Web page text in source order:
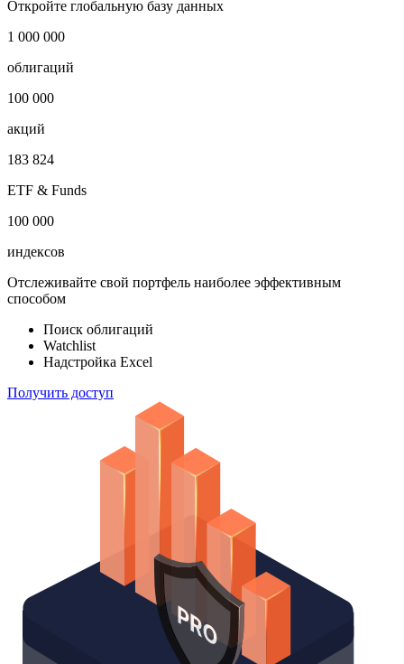
Откройте глобальную базу данных
1 000 000
облигаций
100 000
акций
183 824
ETF & Funds
100 000
Отслеживайте свой портфель наиболее эффективным
способом
Поиск облигаций
Надстройка Excel
Получить доступ